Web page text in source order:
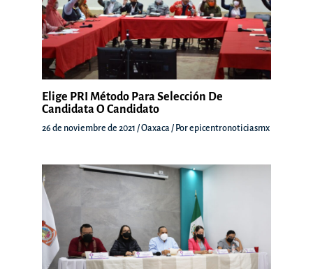
Elige PRI Método Para Selección De
Candidata O Candidato
26 de noviembre de 2021 /Oaxaca / Porepicentronoticiasmx